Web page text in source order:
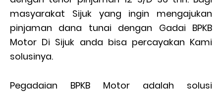
masyarakat Sijuk yang ingin mengajukan
pinjaman dana tunai dengan Gadai BPKB
Motor Di Sijuk anda bisa percayakan Kami
solusinya.
Pegadaian BPKB Motor adalah solusi